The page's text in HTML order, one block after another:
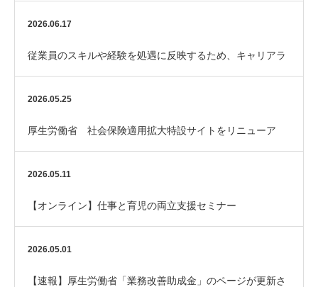
助金「エイジフレンドリー補助金」
2026.06.17
従業員のスキルや経験を処遇に反映するため、キャリアラ
ダーを整備してみませんか？
2026.05.25
厚生労働省 社会保険適用拡大特設サイトをリニューア
ル！
2026.05.11
【オンライン】仕事と育児の両立支援セミナー
2026.05.01
【速報】厚生労働省「業務改善助成金」のページが更新さ